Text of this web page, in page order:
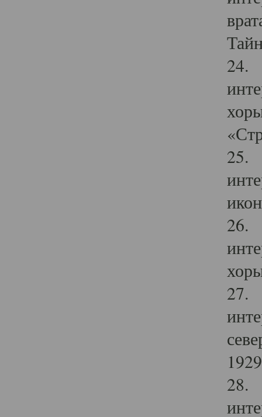
24.
25.
26.
27.
28.